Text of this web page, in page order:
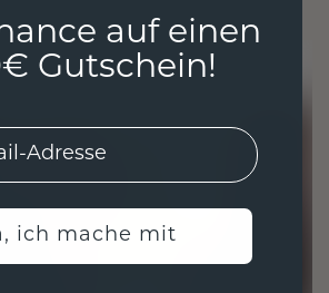
auf einen
Gutschein!
ich mache mit